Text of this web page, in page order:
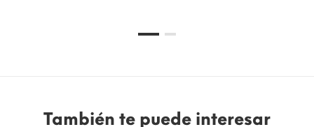
También te puede interesar